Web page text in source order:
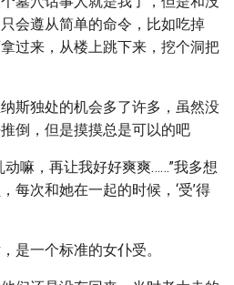
会遵从简单的命令，比如吃掉
过来，从楼上跳下来，挖个洞把
斯独处的机会多了许多，虽然没
倒，但是摸摸总是可以的吧
嘛，再让我好好爽爽……”我多想
每次和她在一起的时候，‘受’得
是一个标准的女仆受。